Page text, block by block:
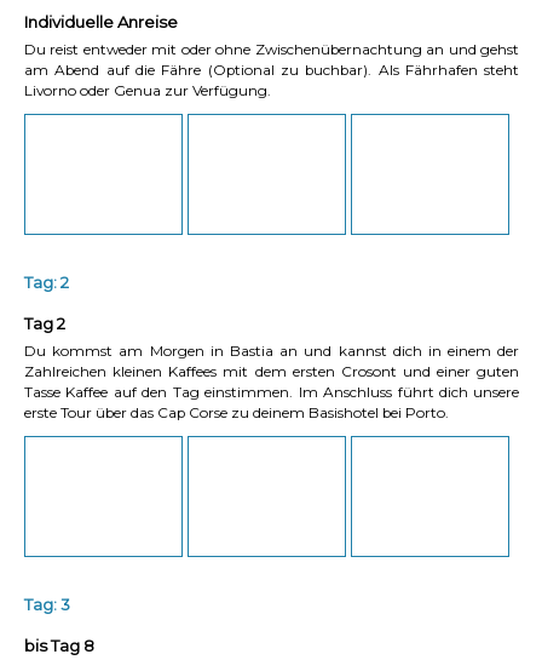
Individuelle Anreise
Du reist entweder mit oder ohne Zwischenübernachtung an und gehst
am Abend auf die Fähre (Optional zu buchbar). Als Fährhafen steht
Livorno oder Genua zur Verfügung.
Tag: 2
Tag 2
Du kommst am Morgen in Bastia an und kannst dich in einem der
Zahlreichen kleinen Kaffees mit dem ersten Crosont und einer guten
Tasse Kaffee auf den Tag einstimmen. Im Anschluss führt dich unsere
erste Tour über das Cap Corse zu deinem Basishotel bei Porto.
Tag: 3
bis Tag 8